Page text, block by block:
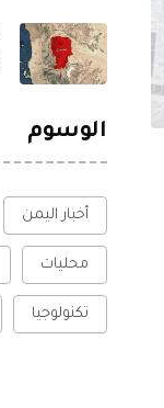
الوسوم
أخبار اليمن
محليات
تكنولوجيا